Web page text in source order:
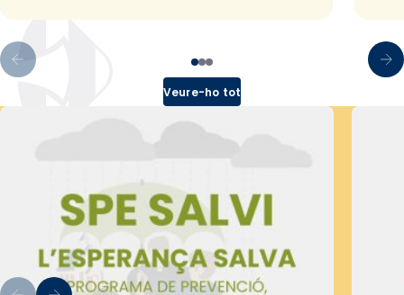
Veure-ho tot